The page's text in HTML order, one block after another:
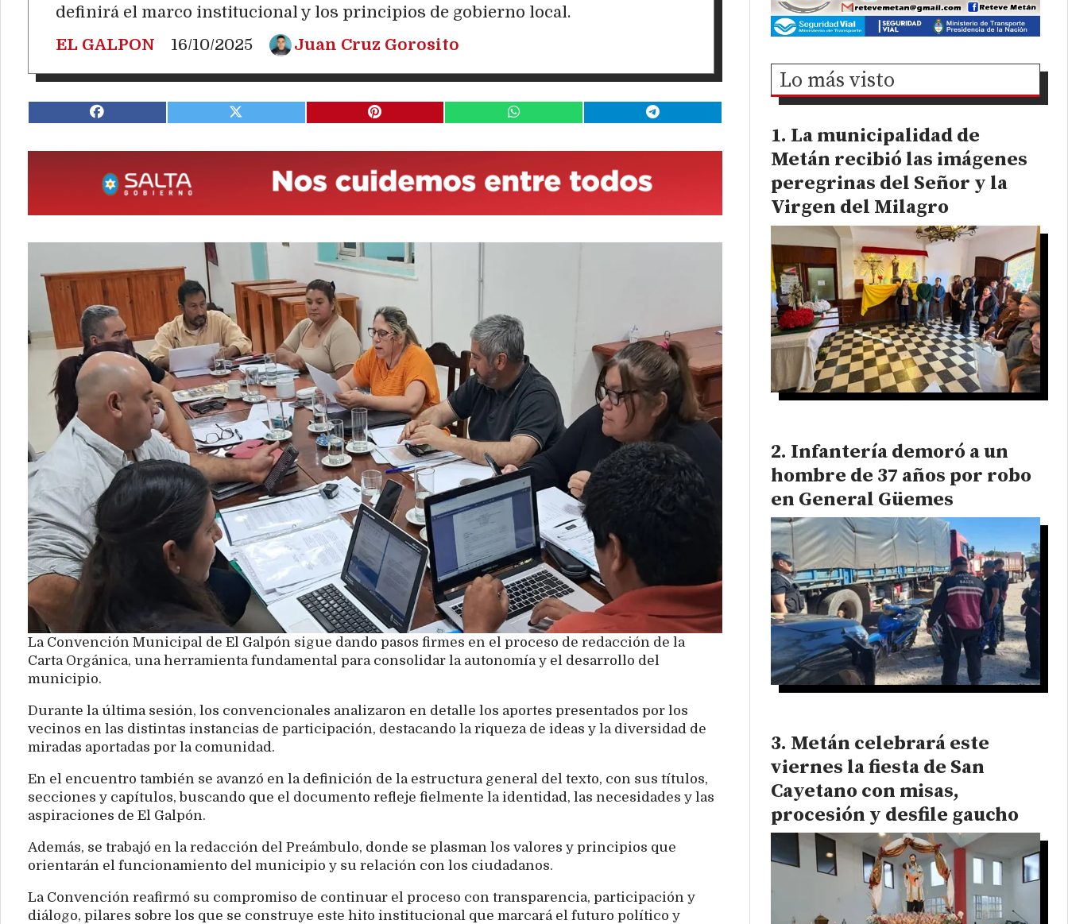
definirá el marco institucional y los principios de gobierno local.
EL GALPON
16/10/2025 Juan Cruz Gorosito
La Convención Municipal de El Galpón sigue dando pasos firmes en el proceso de redacción de la
Carta Orgánica, una herramienta fundamental para consolidar la autonomía y el desarrollo del
municipio.
Durante la última sesión, los convencionales analizaron en detalle los aportes presentados por los
vecinos en las distintas instancias de participación, destacando la riqueza de ideas y la diversidad de
miradas aportadas por la comunidad.
En el encuentro también se avanzó en la definición de la estructura general del texto, con sus títulos,
secciones y capítulos, buscando que el documento refleje fielmente la identidad, las necesidades y las
aspiraciones de El Galpón.
Además, se trabajó en la redacción del Preámbulo, donde se plasman los valores y principios que
orientarán el funcionamiento del municipio y su relación con los ciudadanos.
La Convención reafirmó su compromiso de continuar el proceso con transparencia, participación y
diálogo, pilares sobre los que se construye este hito institucional que marcará el futuro político y
Lo más visto
La municipalidad de
Metán recibió las imágenes
peregrinas del Señor y la
Virgen del Milagro
Infantería demoró a un
hombre de 37 años por robo
en General Güemes
Metán celebrará este
viernes la fiesta de San
Cayetano con misas,
procesión y desfile gaucho